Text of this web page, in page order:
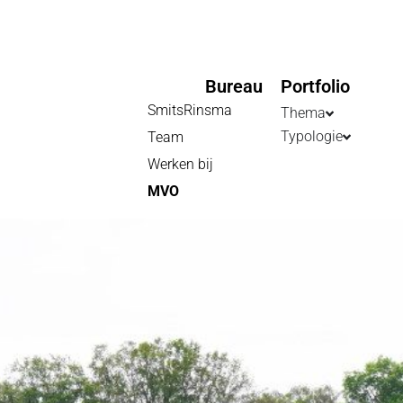
Bureau
SmitsRinsma
Team
Werken bij
MVO
Portfolio
Thema
Typologie